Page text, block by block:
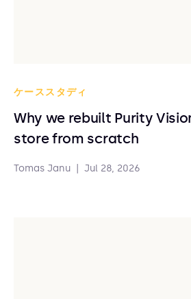
ケーススタディ
Why we rebuilt Purity
store from scratch
Tomas Janu Jul 28, 2026